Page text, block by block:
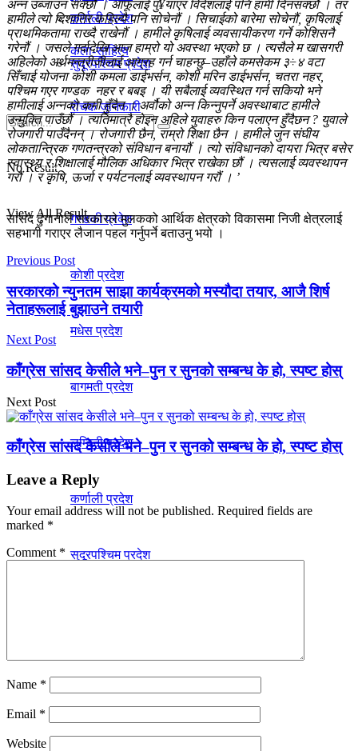
कर्णाली प्रदेश
सुदूरपश्चिम प्रदेश
No Result
View All Result
कला-साहित्य
रोचक जानकारी
प्रदेश
गण्डकी प्रदेश
काेशी प्रदेश
मधेस प्रदेश
बागमती प्रदेश
लुम्विनी प्रदेश
कर्णाली प्रदेश
सुदूरपश्चिम प्रदेश
No Result
View All Result
अन्न उब्जाउन सक्छौ । आफूलाई पु¥याएर विदेशलाई पनि हामी दिनसक्छौं । तर
हामीले त्यो दिशातिर कहिल्यै पनि सोचेनौं । सिचाईको बारेमा सोचेनौं, कृषिलाई
प्राथमिकतामा राख्दै राखेनौं । हामीले कृषिलाई व्यवसायीकरण गर्ने कोशिसनै
गरेनौं । जसले गर्दादेखि आज हाम्रो यो अवस्था भएको छ । त्यसैले म खासगरी
अहिलेको अर्थमन्त्रीजीलाई आग्रह गर्न चाहन्छु–उहाँले कमसेकम ३÷४ वटा
सिँचाई योजना कोशी कमला डाईभर्सन, कोशी मरिन डाईभर्सन, चतरा नहर,
पश्चिम गएर गण्डक नहर र बबइ । यी सबैलाई व्यवस्थित गर्न सकियो भने
हामीलाई अन्नको कमी हुँदैन । अर्वौको अन्न किन्नुपर्ने अवस्थाबाट हामीले
उन्मुक्ति पाउँछौं । त्यतिमात्रै होइन अहिले युवाहरु किन पलाएन हुँदैछन ? युवाले
रोजगारी पाउँदैनन् । रोजगारी छैन, राम्रो शिक्षा छैन । हामीले जुन संघीय
लोकतान्त्रिक गणतन्त्रको संविधान बनायौं । त्यो संविधानको दायरा भित्र बसेर
स्वास्थ्य र शिक्षालाई मौलिक अधिकार भित्र राखेका छौं । त्यसलाई व्यवस्थापन
गरौं । र कृषि, ऊर्जा र पर्यटनलाई व्यवस्थापन गरौं । ’
सांसद ढुंगानाले सरकारले मुलकको आर्थिक क्षेत्रको विकासमा निजी क्षेत्रलाई
सहभागी गराएर लैजान पहल गर्नुपर्ने बताउनु भयो ।
Previous Post
सरकारको न्युनतम साझा कार्यक्रमको मस्यौदा तयार, आजै शिर्ष
नेताहरूलाई बुझाउने तयारी
Next Post
काँग्रेस सांसद केसीले भने–पुन र सुनको सम्बन्ध के हो, स्पष्ट होस्
Next Post
काँग्रेस सांसद केसीले भने–पुन र सुनको सम्बन्ध के हो, स्पष्ट होस्
Leave a Reply
Your email address will not be published. Required fields are
marked *
Comment *
Name *
Email *
Website